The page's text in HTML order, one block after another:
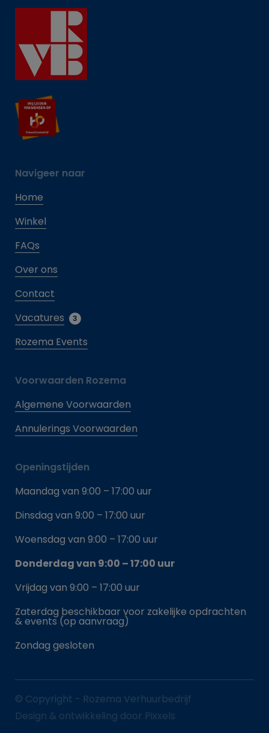
Navigeer naar
Home
Winkel
FAQs
Over ons
Contact
Vacatures
3
Rozema Events
Voorwaarden Rozema
Algemene Voorwaarden
Annulerings Voorwaarden
Openingstijden
Maandag van 9:00 – 17:00 uur
Dinsdag van 9:00 – 17:00 uur
Woensdag van 9:00 – 17:00 uur
Donderdag van 9:00 – 17:00 uur
Vrijdag van 9:00 – 17:00 uur
Zaterdag beschikbaar voor zakelijke opdrachten
& events (op aanvraag)
Zondag gesloten
© Copyright - Rozema Verhuurbedrijf
Design & ontwikkeling door Pixxels